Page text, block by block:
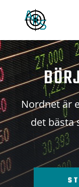
Nordnet är
det bästa